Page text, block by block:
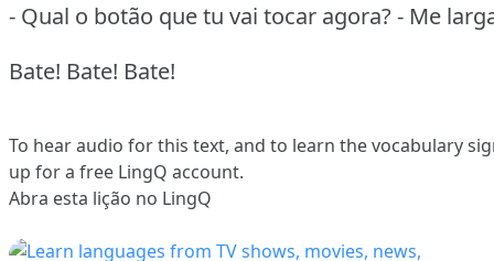
- Qual o botão que tu vai tocar agora? - Me
Bate! Bate! Bate!
To hear audio for this text, and to learn the vocabulary
up for a free LingQ account.
Abra esta lição no LingQ